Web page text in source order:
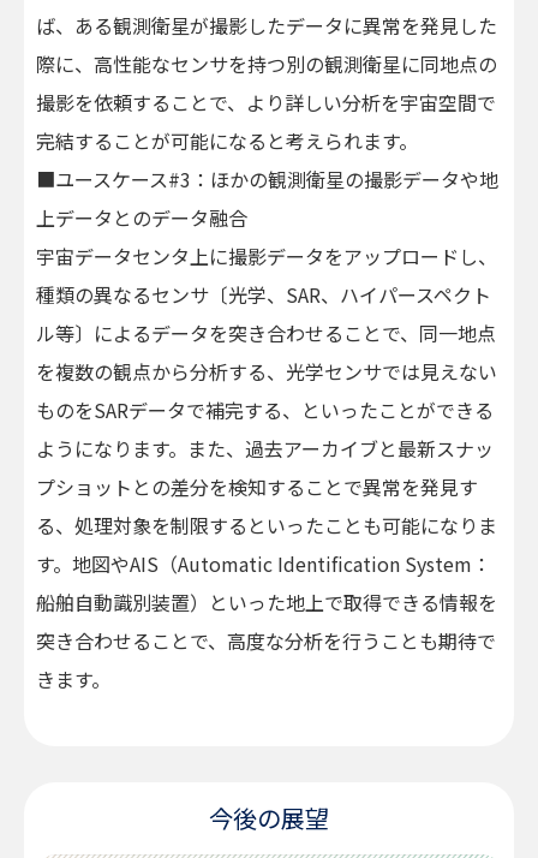
ば、ある観測衛星が撮影したデータに異常を発見した
際に、高性能なセンサを持つ別の観測衛星に同地点の
撮影を依頼することで、より詳しい分析を宇宙空間で
完結することが可能になると考えられます。
■ユースケース#3：ほかの観測衛星の撮影データや地
上データとのデータ融合
宇宙データセンタ上に撮影データをアップロードし、
種類の異なるセンサ〔光学、SAR、ハイパースペクト
ル等〕によるデータを突き合わせることで、同一地点
を複数の観点から分析する、光学センサでは見えない
ものをSARデータで補完する、といったことができる
ようになります。また、過去アーカイブと最新スナッ
プショットとの差分を検知することで異常を発見す
る、処理対象を制限するといったことも可能になりま
す。地図やAIS（Automatic Identification System：
船舶自動識別装置）といった地上で取得できる情報を
突き合わせることで、高度な分析を行うことも期待で
きます。
今後の展望